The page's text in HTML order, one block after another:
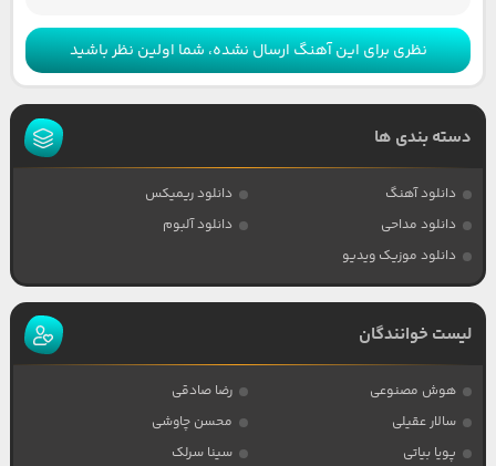
نظری برای این آهنگ ارسال نشده، شما اولین نظر باشید
دسته بندی ها
دانلود آهنگ
دانلود ریمیکس
دانلود مداحی
دانلود آلبوم
دانلود موزیک ویدیو
لیست خوانندگان
هوش مصنوعی
رضا صادقی
سالار عقیلی
محسن چاوشی
پویا بیاتی
سینا سرلک